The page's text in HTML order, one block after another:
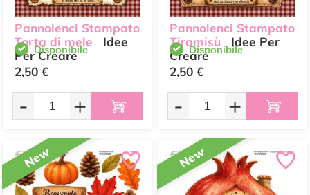
Pannolenci Stampato
Torta di mele
Idee
Per Creare
Disponibile
2,50 €
- +
Pannolenci Stampato
Tiramisù
Idee Per
CreareDisponibile
2,50 €
- +
New New